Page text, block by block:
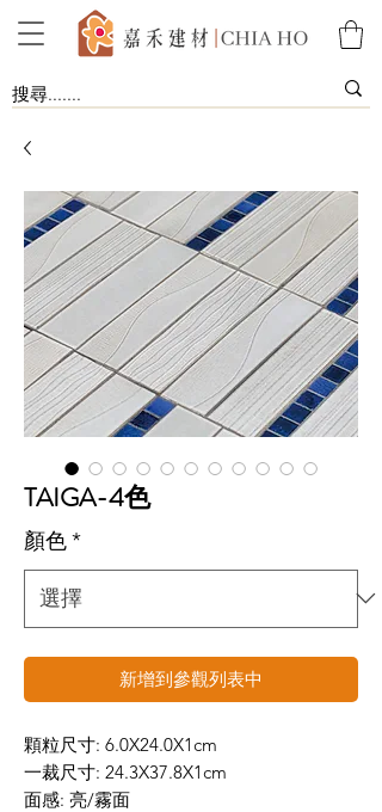
TAIGA-4色
顏色*
新增到參觀列表中
顆粒尺寸: 6.0X24.0X1cm
一裁尺寸: 24.3X37.8X1cm
面感: 亮/霧面